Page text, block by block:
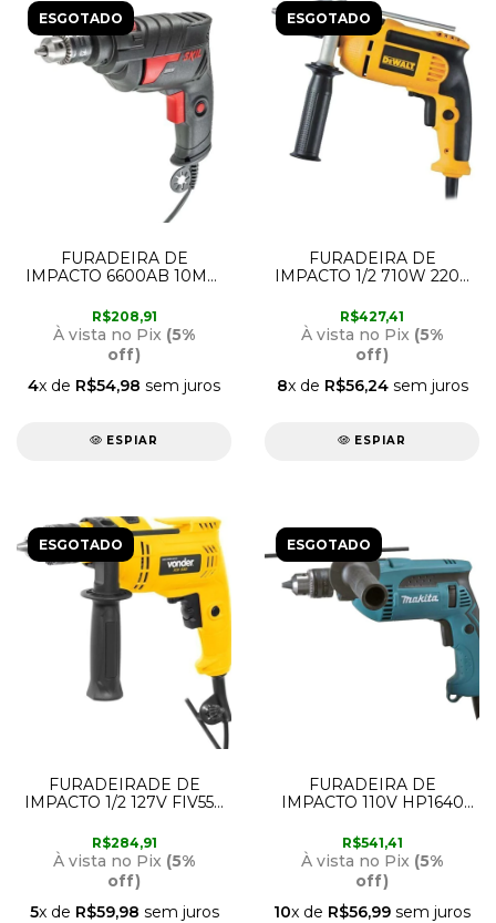
ESGOTADO
FURADEIRA DE
IMPACTO 6600AB 10MM
R$208,91
À vista no Pix (5%
off)
4x de R$54,98 sem juros
ESPIAR
ESGOTADO
FURADEIRA DE
IMPACTO 1/2 710W 220V
R$427,41
À vista no Pix (5%
off)
8x de R$56,24sem juros
ESPIAR
ESGOTADO
FURADEIRADE DE
IMPACTO 1/2 127V FIV550
R$284,91
À vista no Pix (5%
off)
5x de R$59,98 sem juros
ESGOTADO
FURADEIRA DE
IMPACTO 110V HP1640
R$541,41
À vista no Pix (5%
off)
10x de R$56,99 sem juros